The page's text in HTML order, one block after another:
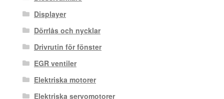
Displayer
Dörrlås och nycklar
Drivrutin för fönster
EGR ventiler
Elektriska motorer
Elektriska servomotorer